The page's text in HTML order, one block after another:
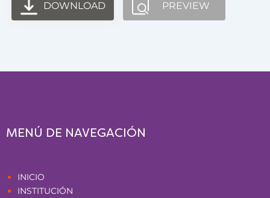
DOWNLOAD PREVIEW
MENÚ DE NAVEGACIÓN
INICIO
INSTITUCIÓN